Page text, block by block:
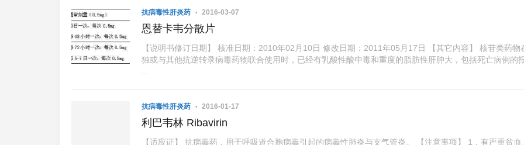
抗病毒性肝炎药 2016-03-07
恩替卡韦分散片
【说明书修订日期】 核准日期：2010年02月10日 修改日期：2011年05月17日 【其它内容】 核苷类药物
独或与其他抗逆转录病毒药物联合使用时，已经有乳酸性酸中毒和重度的脂肪性肝肿大，包括死亡病例的
抗病毒性肝炎药 2016-01-17
利巴韦林 Ribavirin
【适应证】 抗病毒药，用于呼吸道合胞病毒引起的病毒性肺炎与支气管炎。 【注意事项】 1．有严重贫血